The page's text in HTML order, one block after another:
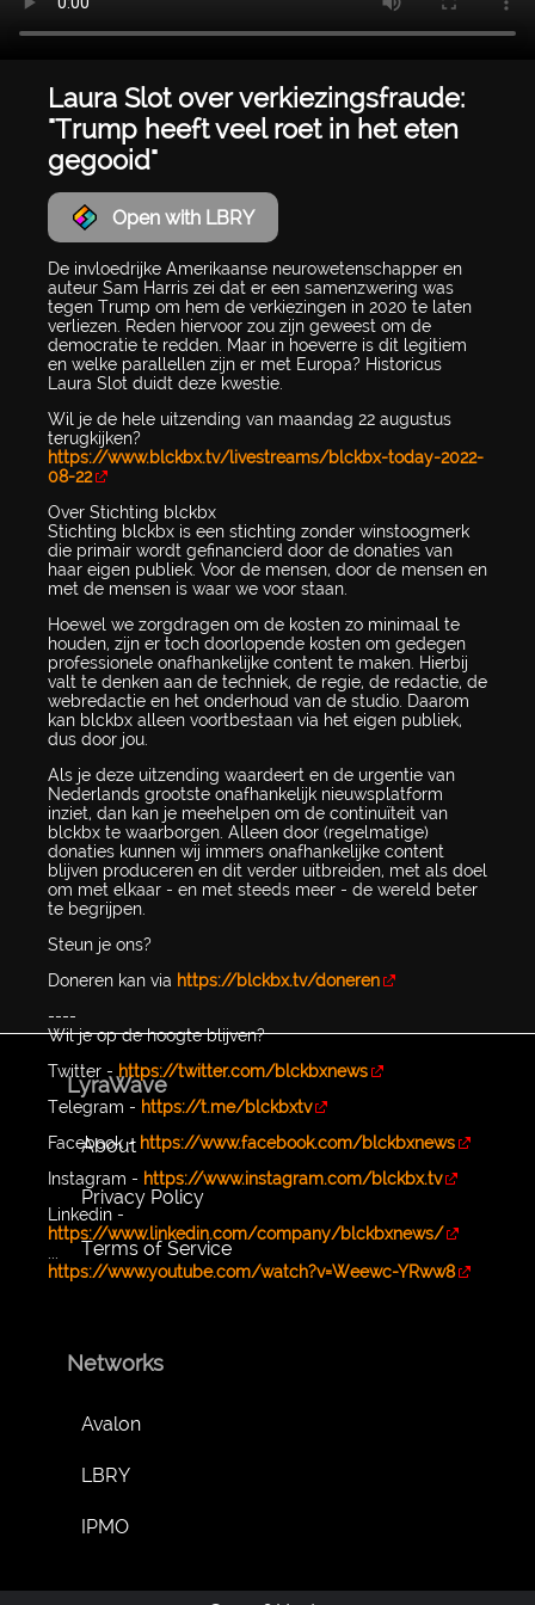
Laura Slot over verkiezingsfraude:
"Trump heeft veel roet in het eten
gegooid"
Open with LBRY
De invloedrijke Amerikaanse neurowetenschapper en
auteur Sam Harris zei dat er een samenzwering was
tegen Trump om hem de verkiezingen in 2020 te laten
verliezen. Reden hiervoor zou zijn geweest om de
democratie te redden. Maar in hoeverre is dit legitiem
en welke parallellen zijn er met Europa? Historicus
Laura Slot duidt deze kwestie.
Wil je de hele uitzending van maandag 22 augustus
terugkijken?
https://www.blckbx.tv/livestreams/blckbx-today-2022-
08-22
Over Stichting blckbx
Stichting blckbx is een stichting zonder winstoogmerk
die primair wordt gefinancierd door de donaties van
haar eigen publiek. Voor de mensen, door de mensen en
met de mensen is waar we voor staan.
Hoewel we zorgdragen om de kosten zo minimaal te
houden, zijn er toch doorlopende kosten om gedegen
professionele onafhankelijke content te maken. Hierbij
valt te denken aan de techniek, de regie, de redactie, de
webredactie en het onderhoud van de studio. Daarom
kan blckbx alleen voortbestaan via het eigen publiek,
dus door jou.
Als je deze uitzending waardeert en de urgentie van
Nederlands grootste onafhankelijk nieuwsplatform
inziet, dan kan je meehelpen om de continuïteit van
blckbx te waarborgen. Alleen door (regelmatige)
donaties kunnen wij immers onafhankelijke content
blijven produceren en dit verder uitbreiden, met als doel
om met elkaar - en met steeds meer - de wereld beter
te begrijpen.
Steun je ons?
Doneren kan via https://blckbx.tv/doneren
----
Wil je op de hoogte blijven?
Twitter -https://twitter.com/blckbxnews
Telegram - https://t.me/blckbxtv
Facebook - https://www.facebook.com/blckbxnews
Instagram - https://www.instagram.com/blckbx.tv
Linkedin -
https://www.linkedin.com/company/blckbxnews/
...
https://www.youtube.com/watch?v=Weewc-YRww8
LyraWave
About
Privacy Policy
Terms of Service
Networks
Avalon
LBRY
IPMO